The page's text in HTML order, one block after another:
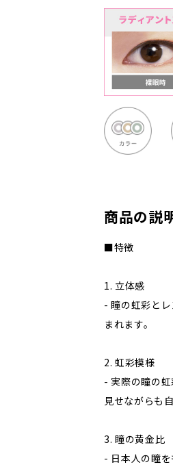
商品の説
■特徴
1. 立体感
- 瞳の虹彩と
まれます。
2. 虹彩模様
- 実際の瞳の
見せながらも
3. 瞳の黄金比
- 日本人の瞳